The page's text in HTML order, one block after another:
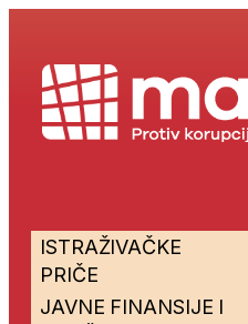
ISTRAŽIVAČKE
PRIČE
JAVNE FINANSIJE I